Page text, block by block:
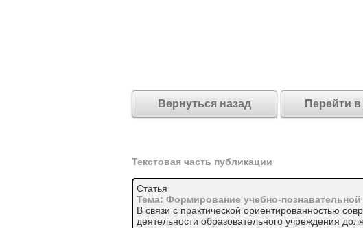
Вернуться назад Перейти
Текстовая часть публикации
Статья
Тема: Формирование учебно-познавательной
В связи с практической ориентированностью
деятельности образовательного учреждения